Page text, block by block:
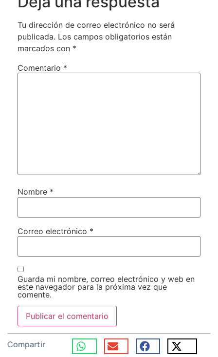
Tu dirección de correo electrónico no será
publicada. Los campos obligatorios están
marcados con *
Comentario *
Nombre *
Correo electrónico *
Guarda mi nombre, correo electrónico y web en
este navegador para la próxima vez que
comente.
Compartir